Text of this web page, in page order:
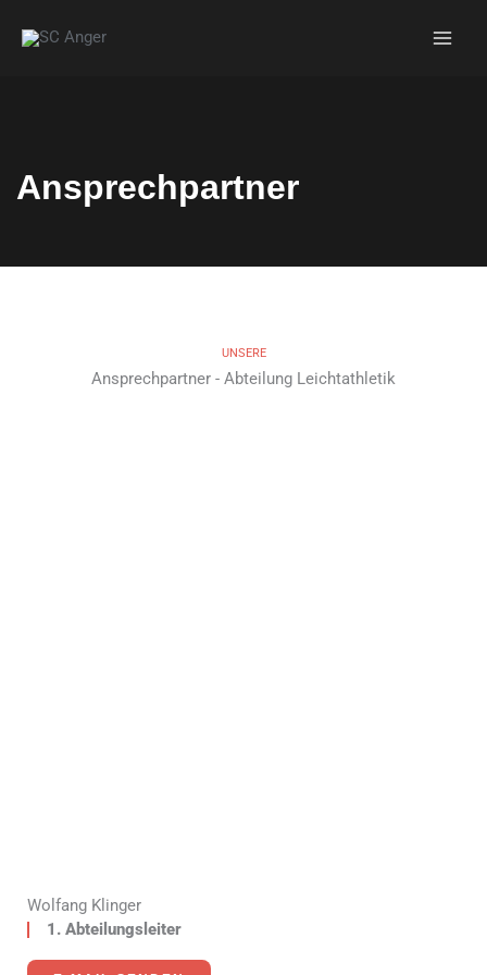
Inhalt
Ansprechpartner
UNSERE
Ansprechpartner - Abteilung Leichtathletik
Wolfang Klinger
1. Abteilungsleiter